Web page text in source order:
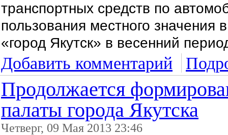
транспортных средств по
пользования местного значения
«город Якутск» в весенний
Добавить комментарий
Продолжается
палаты города Якутска
Четверг, 09 Мая 2013 23:46